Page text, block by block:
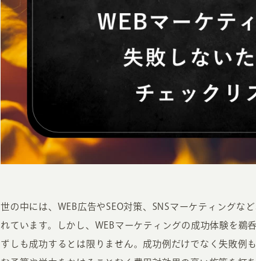
INFORMATION
ホーム
制作実績
オン
世の中には、WEB広告やSEO対策、SNSマーケティングな
れています。しかし、WEBマーケティングの成功体験を鵜
ずしも成功するとは限りません。成功例だけでなく失敗例